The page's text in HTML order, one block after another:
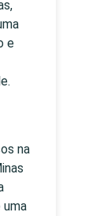
e
na
uma